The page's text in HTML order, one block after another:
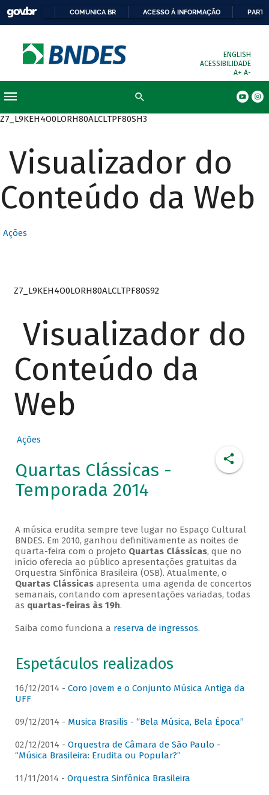
COMUNICA BR ACESSO À INFORMAÇÃO
ENGLISH
ACESSIBILIDADE
A+ A-
Z7_L9KEH4O0LORH80ALCLTPF80SH3
Visualizador do
Conteúdo da Web
Ações
Z7_L9KEH4O0LORH80ALCLTPF80S92
Visualizador do
Conteúdo da
Web
Ações
Quartas Clássicas -
Temporada 2014
A música erudita sempre teve lugar no Espaço Cultural
BNDES. Em 2010, ganhou definitivamente as noites de
quarta-feira com o projeto Quartas Clássicas, que no
início oferecia ao público apresentações gratuitas da
Orquestra Sinfônica Brasileira (OSB). Atualmente, o
Quartas Clássicasapresenta uma agenda de concertos
semanais, contando com apresentações variadas, todas
as quartas-feiras às 19h.
Saiba como funciona a reserva de ingressos.
Espetáculos realizados
16/12/2014 - Coro Jovem e o Conjunto Música Antiga da
UFF
09/12/2014 - Musica Brasilis - “Bela Música, Bela Época”
02/12/2014 - Orquestra de Câmara de São Paulo -
“Música Brasileira: Erudita ou Popular?”
11/11/2014 - Orquestra Sinfônica Brasileira